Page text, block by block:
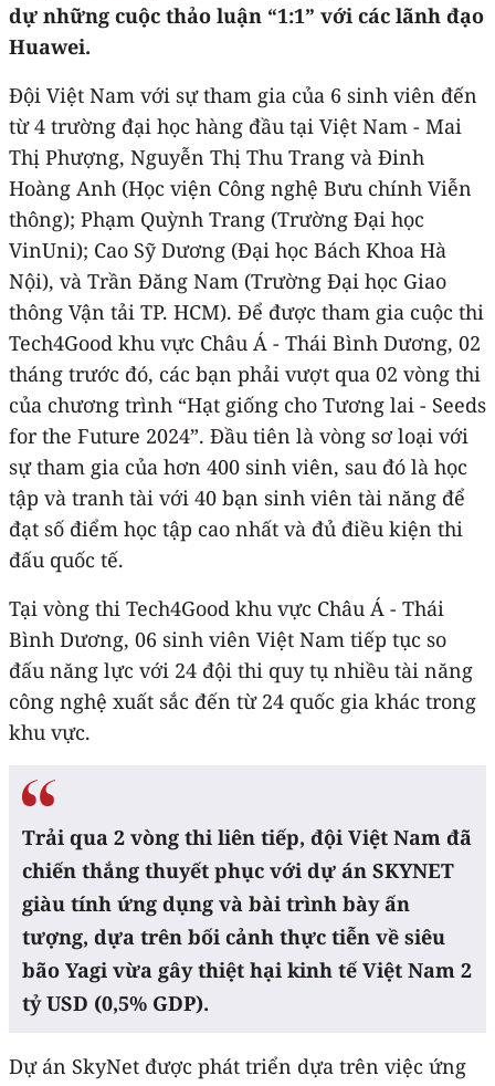
dự những cuộc thảo luận “1:1” với các lãnh đạo
Huawei.
Đội Việt Nam với sự tham gia của 6 sinh viên đến
từ 4 trường đại học hàng đầu tại Việt Nam - Mai
Thị Phượng, Nguyễn Thị Thu Trang và Đinh
Hoàng Anh (Học viện Công nghệ Bưu chính Viễn
thông); Phạm Quỳnh Trang (Trường Đại học
VinUni); Cao Sỹ Dương (Đại học Bách Khoa Hà
Nội), và Trần Đăng Nam (Trường Đại học Giao
thông Vận tải TP. HCM). Để được tham gia cuộc thi
Tech4Good khu vực Châu Á - Thái Bình Dương, 02
tháng trước đó, các bạn phải vượt qua 02 vòng thi
của chương trình “Hạt giống cho Tương lai - Seeds
for the Future 2024”. Đầu tiên là vòng sơ loại với
sự tham gia của hơn 400 sinh viên, sau đó là học
tập và tranh tài với 40 bạn sinh viên tài năng để
đạt số điểm học tập cao nhất và đủ điều kiện thi
đấu quốc tế.
Tại vòng thi Tech4Good khu vực Châu Á - Thái
Bình Dương, 06 sinh viên Việt Nam tiếp tục so
đấu năng lực với 24 đội thi quy tụ nhiều tài năng
công nghệ xuất sắc đến từ 24 quốc gia khác trong
khu vực.
Trải qua 2 vòng thi liên tiếp, đội Việt Nam đã
chiến thắng thuyết phục với dự án SKYNET
giàu tính ứng dụng và bài trình bày ấn
tượng, dựa trên bối cảnh thực tiễn về siêu
bão Yagi vừa gây thiệt hại kinh tế Việt Nam 2
tỷ USD (0,5% GDP).
Dự án SkyNet được phát triển dựa trên việc ứng